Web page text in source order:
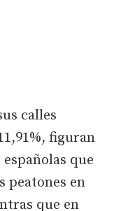
calles
figuran
que
peatones en
que en